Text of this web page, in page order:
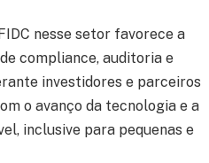
nesse setor favorece a
compliance, auditoria e
investidores e parceiros
o avanço da tecnologia e a
inclusive para pequenas e